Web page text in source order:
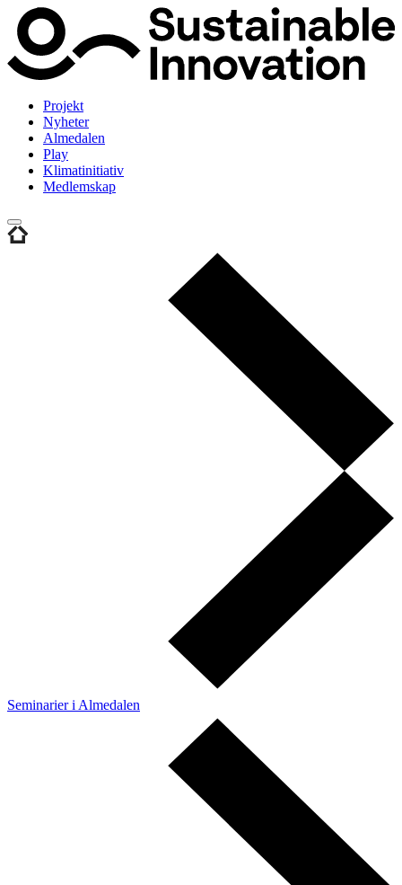
Projekt
Nyheter
Almedalen
Play
Klimatinitiativ
Medlemskap
Seminarier i Almedalen